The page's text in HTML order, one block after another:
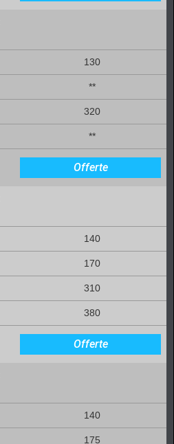
130
**
320
**
Offerte
140
170
310
380
Offerte
140
175